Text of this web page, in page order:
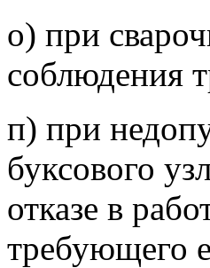
о) при
соблюдения
п) при
буксового
отказе в
требующего